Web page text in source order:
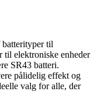
til
til elektroniske enheder
SR43 batteri.
pålidelig effekt og
valg for alle, der